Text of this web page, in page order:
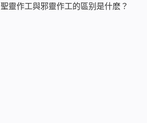
聖靈作工與邪靈作工的區别是什麽？